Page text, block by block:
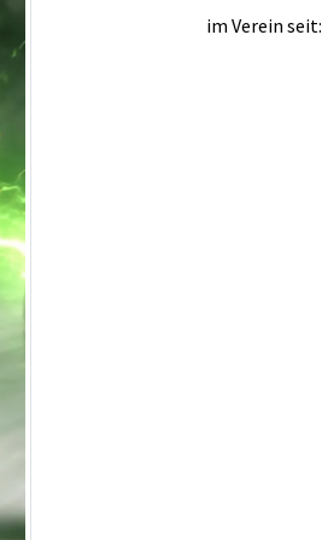
im Verein seit: